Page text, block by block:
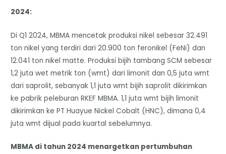
2024:
Di Q1 2024, MBMA mencetak produksi nikel sebesar 32.491
ton nikel yang terdiri dari 20.900 ton feronikel (FeNi) dan
12.041 ton nikel matte. Produksi bijih tambang SCM sebesar
1,2 juta wet metrik ton (wmt) dari limonit dan 0,5 juta wmt
dari saprolit, sebanyak 1,1 juta wmt bijih saprolit dikirimkan
ke pabrik peleburan RKEF MBMA. 1,1 juta wmt bijih limonit
dikirimkan ke PT Huayue Nickel Cobalt (HNC), dimana 0,4
juta wmt dijual pada kuartal sebelumnya.
MBMA di tahun 2024 menargetkan pertumbuhan